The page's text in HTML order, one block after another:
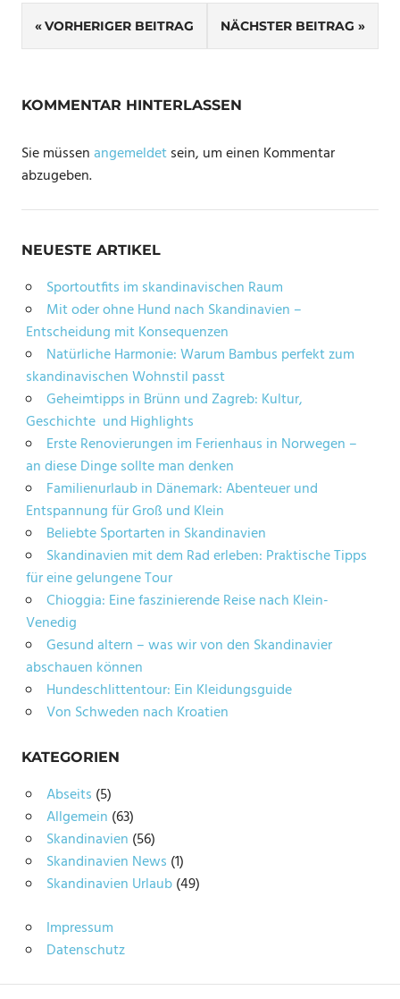
Beitragsnavigation
VORHERIGER BEITRAG NÄCHSTER BEITRAG
KOMMENTAR HINTERLASSEN
Sie müssenangemeldetsein, um einen Kommentar
abzugeben.
NEUESTE ARTIKEL
Sportoutfits im skandinavischen Raum
Mit oder ohne Hund nach Skandinavien –
Entscheidung mit Konsequenzen
Natürliche Harmonie: Warum Bambus perfekt zum
skandinavischen Wohnstil passt
Geheimtipps in Brünn und Zagreb: Kultur,
Geschichte und Highlights
Erste Renovierungen im Ferienhaus in Norwegen –
an diese Dinge sollte man denken
Familienurlaub in Dänemark: Abenteuer und
Entspannung für Groß und Klein
Beliebte Sportarten in Skandinavien
Skandinavien mit dem Rad erleben: Praktische Tipps
für eine gelungene Tour
Chioggia: Eine faszinierende Reise nach Klein-
Venedig
Gesund altern – was wir von den Skandinavier
abschauen können
Hundeschlittentour: Ein Kleidungsguide
Von Schweden nach Kroatien
KATEGORIEN
Abseits (5)
Allgemein (63)
Skandinavien (56)
Skandinavien News (1)
Skandinavien Urlaub(49)
Impressum
Datenschutz